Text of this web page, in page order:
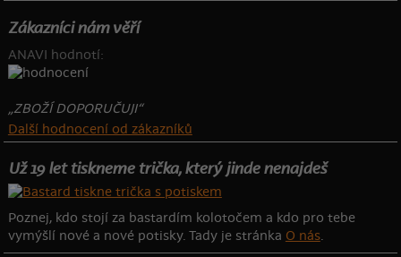
Zákazníci nám věří
ANAVI hodnotí:
„ZBOŽÍ DOPORUČUJI“
Další hodnocení od zákazníků
Už 19 let tiskneme trička, který jinde nenajdeš
Poznej, kdo stojí za bastardím kolotočem a kdo pro tebe
vymýšlí nové a nové potisky. Tady je stránka O nás.